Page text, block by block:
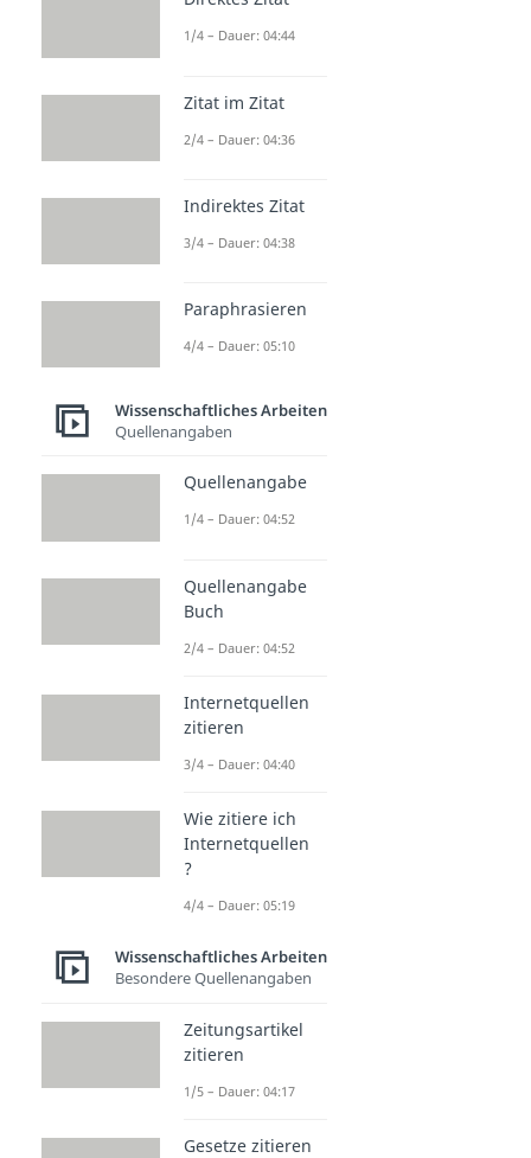
1/4 – Dauer: 04:44
Zitat im Zitat
2/4 – Dauer: 04:36
Indirektes Zitat
3/4 – Dauer: 04:38
Paraphrasieren
4/4 – Dauer: 05:10
Wissenschaftliches Arbeiten
Quellenangaben
Quellenangabe
1/4 – Dauer: 04:52
Quellenangabe
Buch
2/4 – Dauer: 04:52
Internetquellen
zitieren
3/4 – Dauer: 04:40
Wie zitiere ich
Internetquellen
?
4/4 – Dauer: 05:19
Wissenschaftliches Arbeiten
Besondere Quellenangaben
Zeitungsartikel
zitieren
1/5 – Dauer: 04:17
Gesetze zitieren